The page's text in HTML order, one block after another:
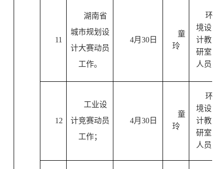
11
湖南省
城市规划设
计大赛动员
工作。
4月 30日
童
玲
环
境设
计教
研室
人员
12
工业设
计竞赛动员
工作；
4月 30日
童
玲
环
境设
计教
研室
人员